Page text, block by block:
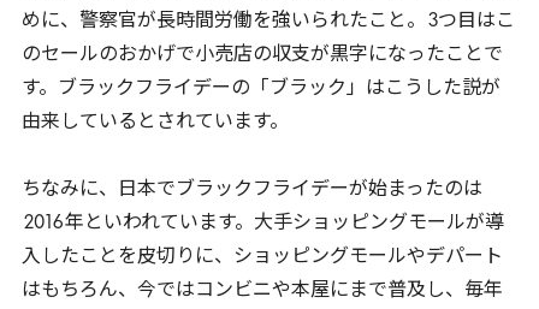
めに、警察官が長時間労働を強いられたこと。
3つ目はこ
のセールのおかげで小売店の収支が黒字になったことで
す。ブラックフライデーの「ブラック」はこうした説が
由来しているとされています。
ちなみに、日本でブラックフライデーが始まったのは
2016年といわれています。大手ショッピングモールが導
入したことを皮切りに、ショッピングモールやデパート
はもちろん、今ではコンビニや本屋にまで普及し、毎年